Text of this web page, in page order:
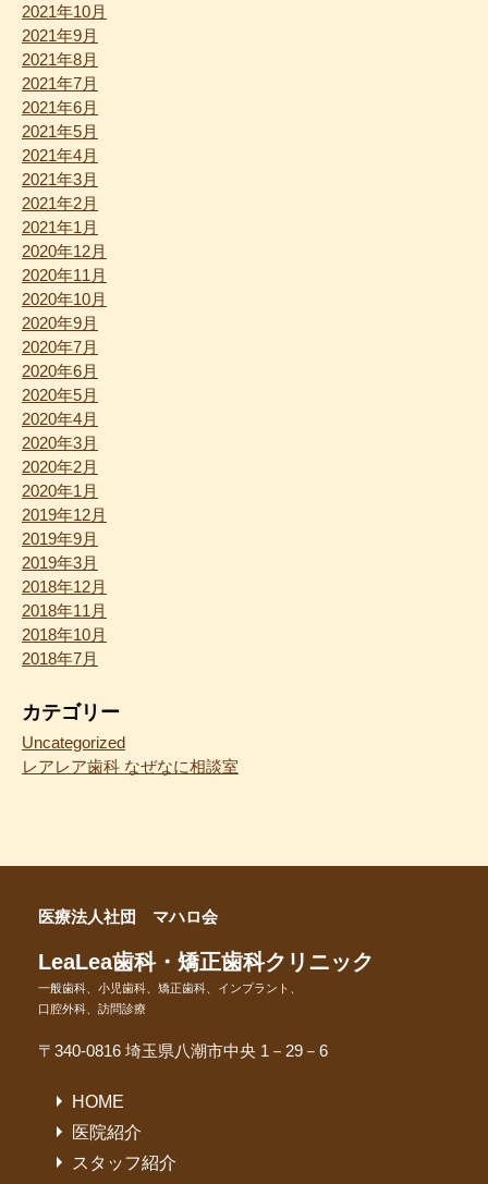
2021年10月
2021年9月
2021年8月
2021年7月
2021年6月
2021年5月
2021年4月
2021年3月
2021年2月
2021年1月
2020年12月
2020年11月
2020年10月
2020年9月
2020年7月
2020年6月
2020年5月
2020年4月
2020年3月
2020年2月
2020年1月
2019年12月
2019年9月
2019年3月
2018年12月
2018年11月
2018年10月
2018年7月
カテゴリー
Uncategorized
レアレア歯科 なぜなに相談室
医療法人社団 マハロ会
LeaLea歯科・矯正歯科クリニック
一般歯科、小児歯科、矯正歯科、インプラント、
口腔外科、訪問診療
〒340-0816 埼玉県八潮市中央 1－29－6
HOME
医院紹介
スタッフ紹介